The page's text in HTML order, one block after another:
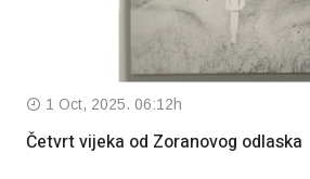
1 Oct, 2025. 06:12h
Četvrt vijeka od Zoranovog odlaska